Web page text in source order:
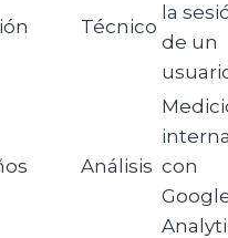
Técnico
la
de un
Análisis con